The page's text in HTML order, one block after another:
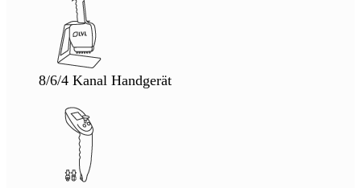
8/6/4 Kanal Handgerät